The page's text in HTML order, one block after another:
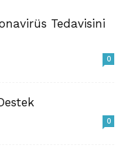
Tedavisini
0
0